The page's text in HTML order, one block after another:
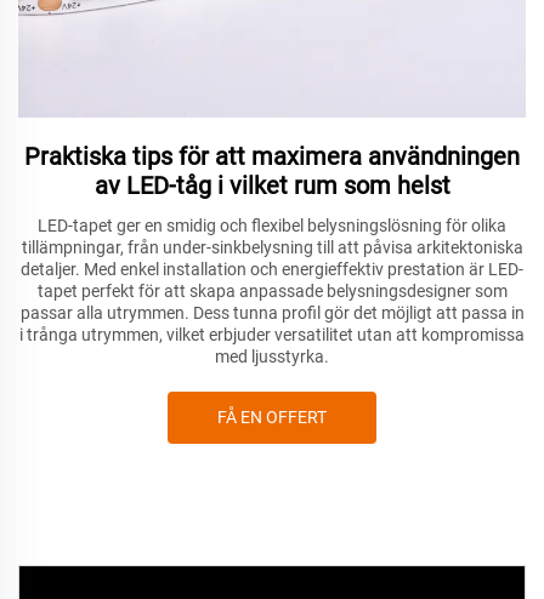
Praktiska tips för att maximera användningen
av LED-tåg i vilket rum som helst
LED-tapet ger en smidig och flexibel belysningslösning för olika
tillämpningar, från under-sinkbelysning till att påvisa arkitektoniska
detaljer. Med enkel installation och energieffektiv prestation är LED-
tapet perfekt för att skapa anpassade belysningsdesigner som
passar alla utrymmen. Dess tunna profil gör det möjligt att passa in
i trånga utrymmen, vilket erbjuder versatilitet utan att kompromissa
med ljusstyrka.
FÅ EN OFFERT